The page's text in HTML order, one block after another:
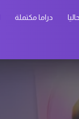
دراما مكتملة